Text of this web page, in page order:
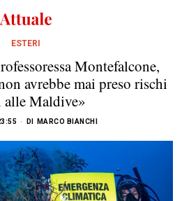
ESTERI
Montefalcone,
avrebbe mai preso rischi
Maldive»
DI MARCO BIANCHI